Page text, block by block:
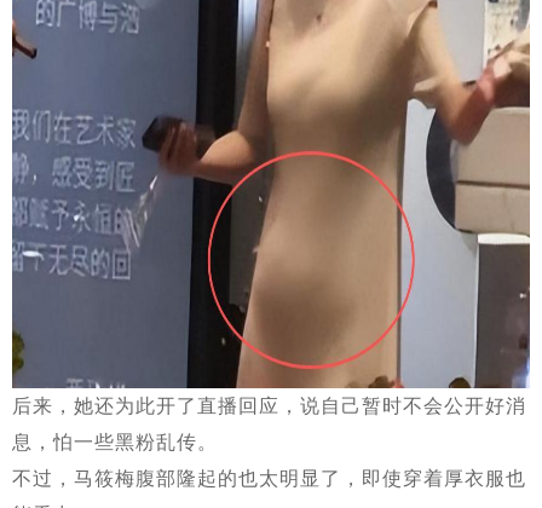
后来，她还为此开了直播回应，说自己暂时不会公开好消
息，怕一些黑粉乱传。
不过，马筱梅腹部隆起的也太明显了，即使穿着厚衣服也